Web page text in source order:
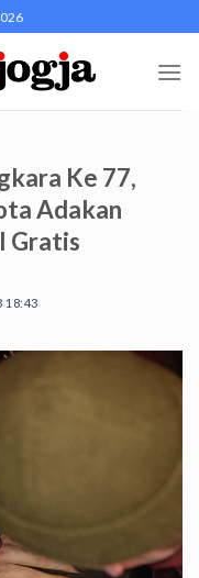
Ke 77,
Adakan
Gratis
18:43